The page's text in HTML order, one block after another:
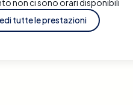
tutte le prestazioni